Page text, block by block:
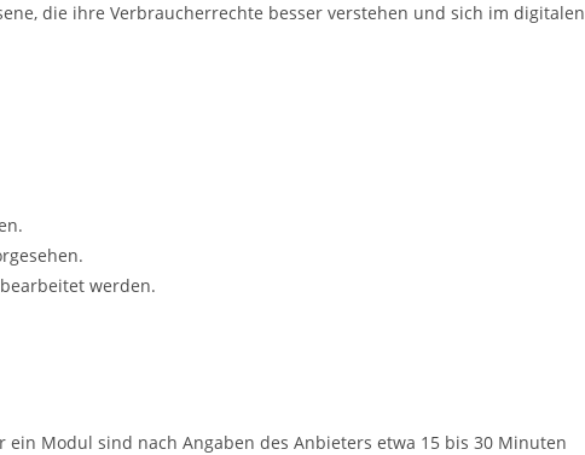
die ihre Verbraucherrechte besser verstehen und sich im digitalen
werden.
Modul sind nach Angaben des Anbieters etwa 15 bis 30 Minuten